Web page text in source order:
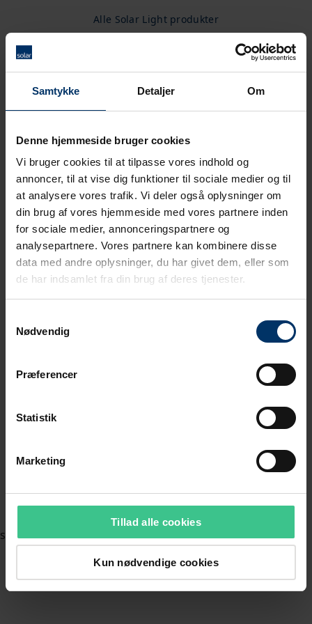
Samtykke Detaljer Om
Denne hjemmeside bruger cookies
Vi bruger cookies til at tilpasse vores indhold og
annoncer, til at vise dig funktioner til sociale medier og til
at analysere vores trafik. Vi deler også oplysninger om
din brug af vores hjemmeside med vores partnere inden
for sociale medier, annonceringspartnere og
analysepartnere. Vores partnere kan kombinere disse
data med andre oplysninger, du har givet dem, eller som
de har indsamlet fra din brug af deres tjenester.
Nødvendig
Præferencer
Statistik
Marketing
Tillad alle cookies
Kun nødvendige cookies
Alle Solar Light produkter